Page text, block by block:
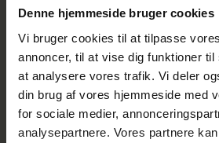
Denne hjemmeside bruger cookies
Vi bruger cookies til at tilpasse
annoncer, til at vise dig funktioner
at analysere vores trafik. Vi deler
din brug af vores hjemmeside med
for sociale medier,
analysepartnere. Vores partnere
By Pind ørestik sølv kugle
med pink zirkoniasten 4mm
150,00 kr
120,00 kr
By
med